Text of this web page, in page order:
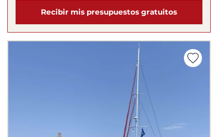
Recibir mis presupuestos gratuitos